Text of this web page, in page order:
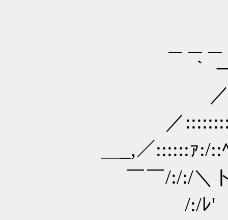
｀ ーｧ
／:::::::rﾚ/: :Y
／:::::::::ノ {/ :
＿_,／::::::ｧ:/::
￣￣/:/:/＼ト _
/:/ﾚ' 廴 /ノ /